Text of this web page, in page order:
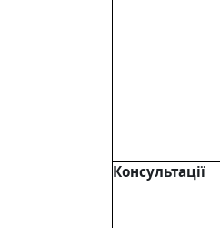
Консультації